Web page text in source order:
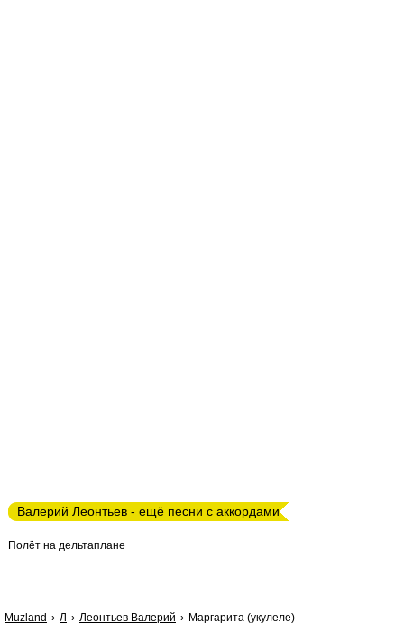
Валерий Леонтьев - ещё песни с аккордами
Полёт на дельтаплане
Muzland Л Леонтьев Валерий Маргарита (укулеле)